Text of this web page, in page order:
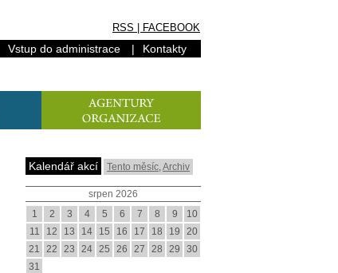
RSS FACEBOOK
Vstup do administrace | Kontakty
Kalendář akcí Tento měsíc,Archiv
srpen 2026
1
2 3 4 5 6 7 8 9
10
11
12 13 14 15 16 17 18 19
20
21
22 23 24 25 26 27 28 29
30
31